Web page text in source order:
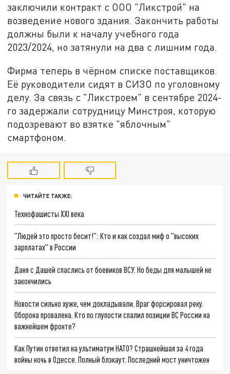
заключили контракт с ООО "Ликстрой" на
возведение нового здания. Закончить работы
должны были к началу учебного года
2023/2024, но затянули на два с лишним года.
Фирма теперь в чёрном списке поставщиков.
Её руководители сидят в СИЗО по уголовному
делу. За связь с "Ликстроем" в сентябре 2024-
го задержали сотрудницу Минстроя, которую
подозревают во взятке "яблочным"
смартфоном.
ЧИТАЙТЕ ТАКЖЕ:
Технофашисты XXI века
"Людей это просто бесит!": Кто и как создал миф о "высоких
зарплатах" в России
Даня с Дашей спаслись от боевиков ВСУ. Но беды для малышей не
закончились
Новости сильно хуже, чем докладывали. Враг форсировал реку.
Оборона провалена. Кто по глупости спалил позиции ВС России на
важнейшем фронте?
Как Путин ответил на ультиматум НАТО? Страшнейшая за 4 года
войны ночь в Одессе. Полный блэкаут. Последний мост уничтожен